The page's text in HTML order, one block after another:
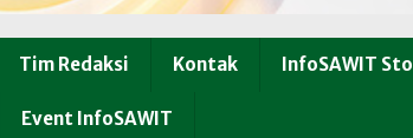
Tim Redaksi Kontak InfoSAWIT
Event InfoSAWIT